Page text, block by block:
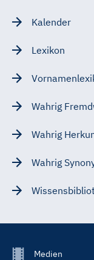
Kalender
Lexikon
Wahrig
Wahrig
Wahrig
FooterMedien